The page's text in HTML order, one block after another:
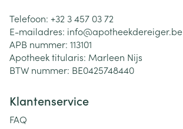
Telefoon: +32 3 457 03 72
E-mailadres: info@apotheekdereiger.be
APB nummer: 113101
Apotheek titularis: Marleen Nijs
BTW nummer: BE0425748440
Klantenservice
FAQ